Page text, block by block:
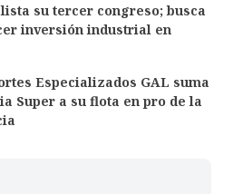
su tercer congreso; busca
inversión industrial en
Especializados GAL suma
Super a su flota en pro de la